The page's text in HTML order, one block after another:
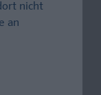
einfach und
Jaune 1, 2, 3
nicht
an